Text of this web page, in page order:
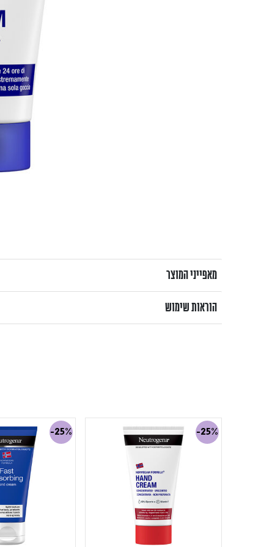
מאפייני המוצר
הוראות שימוש
-25%
-25%